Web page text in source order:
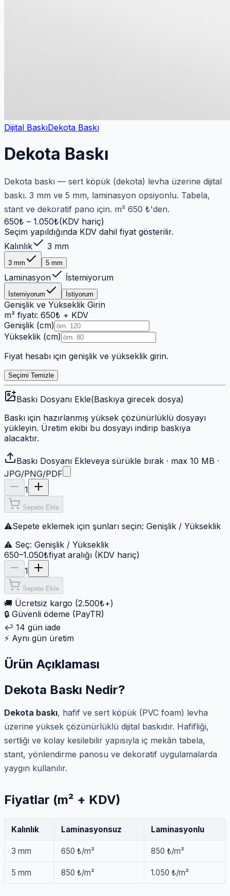
Dijital BaskıDekota Baskı
Dekota Baskı
Dekota baskı — sert köpük (dekota) levha üzerine dijital
baskı. 3 mm ve 5 mm, laminasyon opsiyonlu. Tabela,
stant ve dekoratif pano için. m² 650 ₺'den.
650₺ – 1.050₺(KDV hariç)
Seçim yapıldığında KDV dahil fiyat gösterilir.
Kalınlık
3 mm
3 mm 5 mm
Laminasyon İstemiyorum
İstemiyorum İstiyorum
Genişlik ve Yükseklik Girin
m² fiyatı: 650₺ + KDV
Genişlik (cm)
Yükseklik (cm)
Fiyat hesabı için genişlik ve yükseklik girin.
Seçimi Temizle
Baskı Dosyanı Ekle(Baskıya girecek dosya)
Baskı için hazırlanmış yüksek çözünürlüklü dosyayı
yükleyin. Üretim ekibi bu dosyayı indirip baskıya
alacaktır.
Baskı Dosyanı Ekleveya sürükle bırak · max 10 MB ·
JPG/PNG/PDF
1
Sepete Ekle
⚠Sepete eklemek için şunları seçin: Genişlik / Yükseklik
⚠ Seç: Genişlik / Yükseklik
650–1.050₺fiyat aralığı (KDV hariç)
1
Sepete Ekle
🚚 Ücretsiz kargo (2.500₺+)
🔒 Güvenli ödeme (PayTR)
↩️ 14 gün iade
⚡ Aynı gün üretim
Ürün Açıklaması
Dekota Baskı Nedir?
Dekota baskı, hafif ve sert köpük (PVC foam) levha
üzerine yüksek çözünürlüklü dijital baskıdır. Hafifliği,
sertliği ve kolay kesilebilir yapısıyla iç mekân tabela,
stant, yönlendirme panosu ve dekoratif uygulamalarda
yaygın kullanılır.
Fiyatlar (m² + KDV)
Kalınlık Laminasyonsuz Laminasyonlu
3 mm 650 ₺/m² 850 ₺/m²
5 mm 850 ₺/m² 1.050 ₺/m²